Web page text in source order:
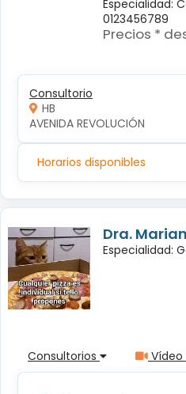
Especialidad:
0123456789
Precios *
Consultorio
HB
AVENIDA REVOLUCIÓN
Horarios disponibles
Dra.
Especialidad:
Consultorios